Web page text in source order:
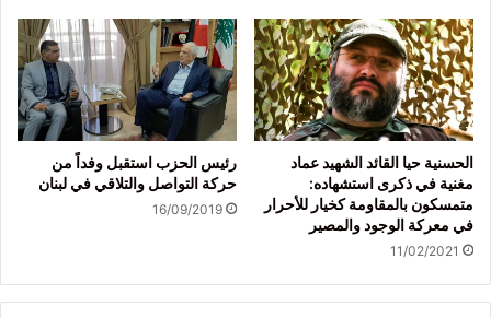
الحسنية حيا القائد الشهيد عماد
مغنية في ذكرى استشهاده:
متمسكون بالمقاومة كخيار للأحرار
في معركة الوجود والمصير
11/02/2021
رئيس الحزب استقبل وفداً من
حركة التواصل والتلاقي في لبنان
16/09/2019